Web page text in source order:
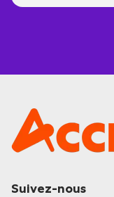
Suivez-nous